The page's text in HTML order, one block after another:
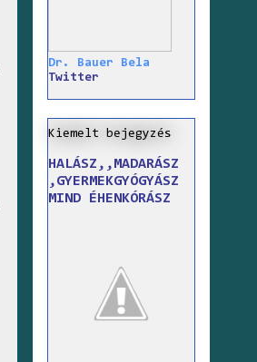
Dr. Bauer Bela
Twitter
Kiemelt bejegyzés
HALÁSZ,,MADARÁSZ
,GYERMEKGYÓGYÁSZ
MIND ÉHENKÓRÁSZ